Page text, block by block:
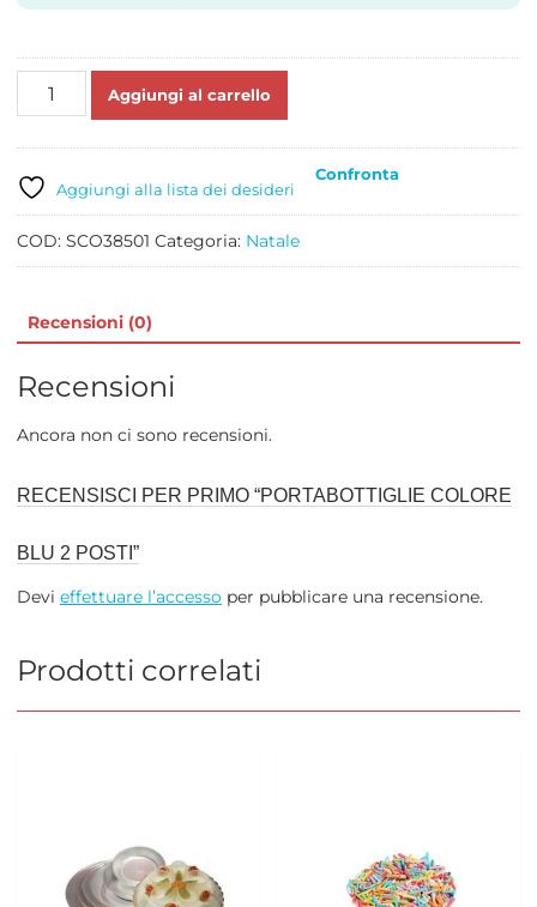
PORTABOTTIGLIE
POSTI
quantità
Aggiungi al carrello
Aggiungi alla lista dei desideri
Confronta
COD: SCO38501 Categoria: Natale
Recensioni (0)
Recensioni
Ancora non ci sono recensioni.
RECENSISCI PER PRIMO “PORTABOTTIGLIE COLORE
BLU 2 POSTI”
Devi effettuare l’accessoper pubblicare una recensione.
Prodotti correlati